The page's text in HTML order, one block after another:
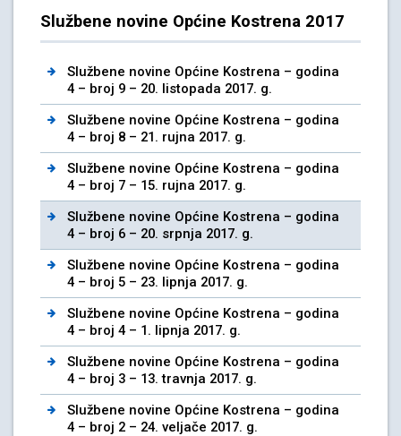
Službene novine Općine Kostrena 2017
Službene novine Općine Kostrena – godina
4 – broj 9 – 20. listopada 2017. g.
Službene novine Općine Kostrena – godina
4 – broj 8 – 21. rujna 2017. g.
Službene novine Općine Kostrena – godina
4 – broj 7 – 15. rujna 2017. g.
Službene novine Općine Kostrena – godina
4 – broj 6 – 20. srpnja 2017. g.
Službene novine Općine Kostrena – godina
4 – broj 5 – 23. lipnja 2017. g.
Službene novine Općine Kostrena – godina
4 – broj 4 – 1. lipnja 2017. g.
Službene novine Općine Kostrena – godina
4 – broj 3 – 13. travnja 2017. g.
Službene novine Općine Kostrena – godina
4 – broj 2 – 24. veljače 2017. g.